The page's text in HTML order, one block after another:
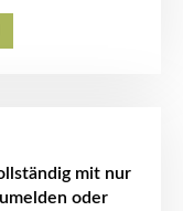
mit nur
oder